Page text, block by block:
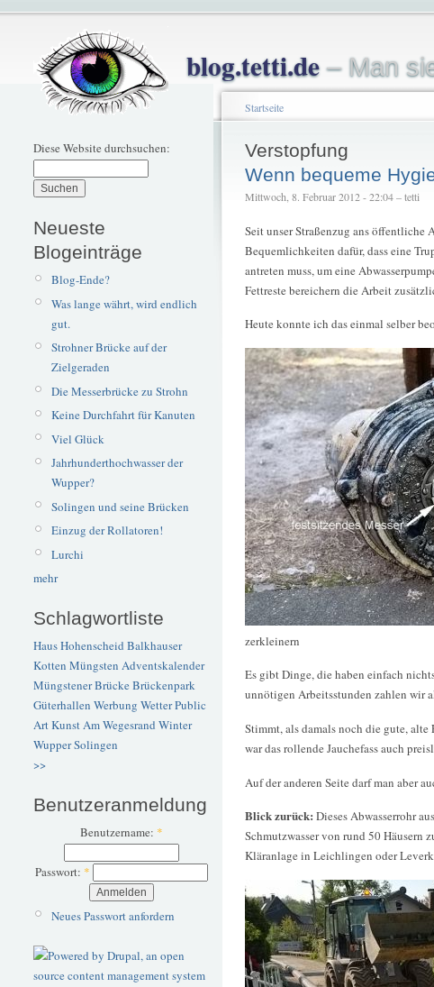
blog.tetti.de– Man
Diese Website durchsuchen:
Neueste
Blogeinträge
Blog-Ende?
Was lange währt, wird endlich
gut.
Strohner Brücke auf der
Zielgeraden
Die Messerbrücke zu Strohn
Keine Durchfahrt für Kanuten
Viel Glück
Jahrhunderthochwasser der
Wupper?
Solingen und seine Brücken
Einzug der Rollatoren!
Lurchi
mehr
Schlagwortliste
Haus Hohenscheid Balkhauser
Kotten Müngsten Adventskalender
Müngstener BrückeBrückenpark
Güterhallen Werbung WetterPublic
ArtKunstAm Wegesrand Winter
WupperSolingen
>>
Benutzeranmeldung
Benutzername: *
Passwort: *
Neues Passwort anfordern
Startseite
Verstopfung
Wenn bequeme
Mittwoch, 8. Februar 2012 - 22:04 – tetti
Seit unser Straßenzug ans öffentliche
Bequemlichkeiten dafür, dass eine
antreten muss, um eine
Fettreste bereichern die Arbeit
Heute konnte ich das einmal selber
zerkleinern
Es gibt Dinge, die haben einfach
unnötigen Arbeitsstunden zahlen wir
Stimmt, als damals noch die gute,
war das rollende Jauchefass auch
Auf der anderen Seite darf man aber
Blick zurück: Dieses Abwasserrohr
Schmutzwasser von rund 50 Häusern
Kläranlage in Leichlingen oder